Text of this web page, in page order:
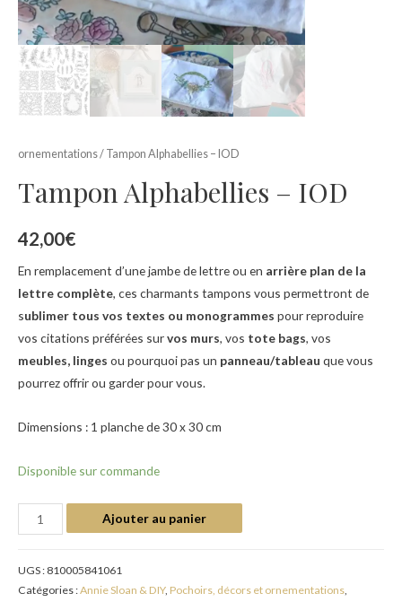
ornementations/ Tampon Alphabellies – IOD
Tampon Alphabellies – IOD
42,00€
En remplacement d’une jambe de lettre ou en arrière plan de la
lettre complète, ces charmants tampons vous permettront de
sublimer tous vos textes ou monogrammes pour reproduire
vos citations préférées survos murs, vos tote bags, vos
meubles, linges ou pourquoi pas un panneau/tableau que vous
pourrez offrir ou garder pour vous.
Dimensions : 1 planche de 30 x 30 cm
Disponible sur commande
Ajouter au panier
UGS : 810005841061
Catégories :Annie Sloan & DIY, Pochoirs, décors et ornementations,